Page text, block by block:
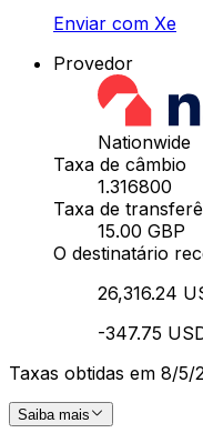
Enviar com Xe
Provedor
Nationwide
Taxa de câmbio
1.316800
Taxa de
15.00 GBP
O destinatário
26,316.24
-347.75
Taxas obtidas em 8/5/
Saiba mais